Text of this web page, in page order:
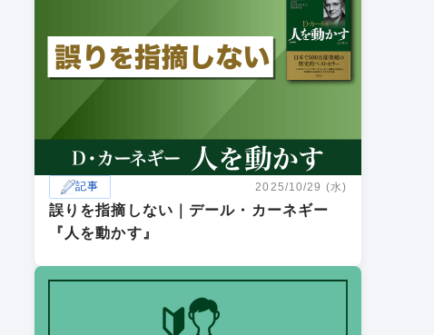
記事 2025/10/29 (水)
誤りを指摘しない｜デール・カーネギー
『人を動かす』